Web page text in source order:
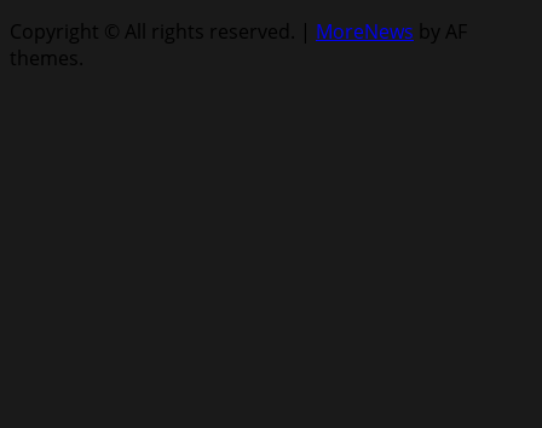
Copyright © All rights reserved. | MoreNews by AF
themes.